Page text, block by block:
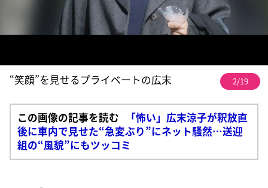
“笑顔”を見せるプライベートの広末 2/19
この画像の記事を読む
「怖い」広末涼子が釈放直
後に車内で見せた“急変ぶり”にネット騒然…送迎
組の“風貌”にもツッコミ